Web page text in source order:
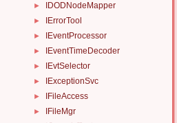
► IDODNodeMapper
► IErrorTool
► IEventProcessor
► IEventTimeDecoder
► IEvtSelector
► IExceptionSvc
► IFileAccess
► IFileMgr